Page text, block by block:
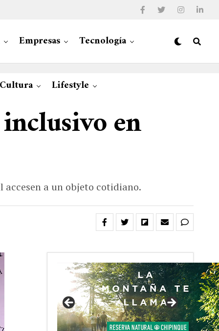
Empresas Tecnología
Lifestyle
en
accesen a un objeto cotidiano.